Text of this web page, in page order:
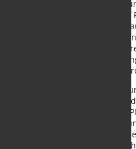
Bedeutung resilienter, effizienter
Verteidigungsindustrie (SVI) in
vor der Herausforderung, ihre
sicherzustellen: Die sich rasant
morgen müssen schon heute
und Transparenz in der
Entwicklung von Innovationen
Vor diesem Hintergrund hat der
(BME) in Kooperation mit dem
Verteidigungsindustrie (BDSV) die
ist es, gemeinsam einen Beitrag
verbesserte Transparenz und
mithin das Upscaling in der